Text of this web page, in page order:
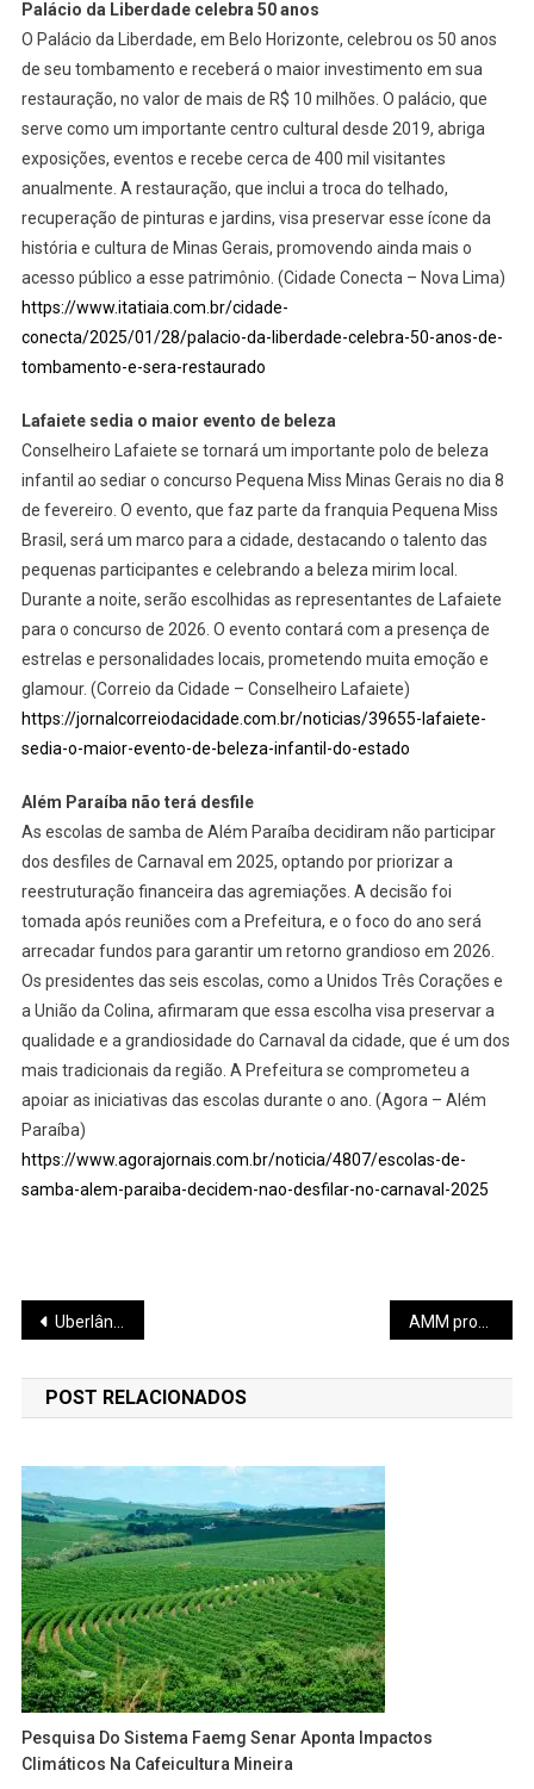
Palácio da Liberdade celebra 50 anos
O Palácio da Liberdade, em Belo Horizonte, celebrou os 50 anos
de seu tombamento e receberá o maior investimento em sua
restauração, no valor de mais de R$ 10 milhões. O palácio, que
serve como um importante centro cultural desde 2019, abriga
exposições, eventos e recebe cerca de 400 mil visitantes
anualmente. A restauração, que inclui a troca do telhado,
recuperação de pinturas e jardins, visa preservar esse ícone da
história e cultura de Minas Gerais, promovendo ainda mais o
acesso público a esse patrimônio. (Cidade Conecta – Nova Lima)
https://www.itatiaia.com.br/cidade-
conecta/2025/01/28/palacio-da-liberdade-celebra-50-anos-de-
tombamento-e-sera-restaurado
Lafaiete sedia o maior evento de beleza
Conselheiro Lafaiete se tornará um importante polo de beleza
infantil ao sediar o concurso Pequena Miss Minas Gerais no dia 8
de fevereiro. O evento, que faz parte da franquia Pequena Miss
Brasil, será um marco para a cidade, destacando o talento das
pequenas participantes e celebrando a beleza mirim local.
Durante a noite, serão escolhidas as representantes de Lafaiete
para o concurso de 2026. O evento contará com a presença de
estrelas e personalidades locais, prometendo muita emoção e
glamour. (Correio da Cidade – Conselheiro Lafaiete)
https://jornalcorreiodacidade.com.br/noticias/39655-lafaiete-
sedia-o-maior-evento-de-beleza-infantil-do-estado
Além Paraíba não terá desfile
As escolas de samba de Além Paraíba decidiram não participar
dos desfiles de Carnaval em 2025, optando por priorizar a
reestruturação financeira das agremiações. A decisão foi
tomada após reuniões com a Prefeitura, e o foco do ano será
arrecadar fundos para garantir um retorno grandioso em 2026.
Os presidentes das seis escolas, como a Unidos Três Corações e
a União da Colina, afirmaram que essa escolha visa preservar a
qualidade e a grandiosidade do Carnaval da cidade, que é um dos
mais tradicionais da região. A Prefeitura se comprometeu a
apoiar as iniciativas das escolas durante o ano. (Agora – Além
Paraíba)
https://www.agorajornais.com.br/noticia/4807/escolas-de-
samba-alem-paraiba-decidem-nao-desfilar-no-carnaval-2025
Navegação
de
Post
Uberlândia alcança bilhões em exportações
POST RELACIONADOS
Pesquisa Do Sistema Faemg Senar Aponta Impactos
Climáticos Na Cafeicultura Mineira